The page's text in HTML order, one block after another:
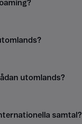
utomlands?
samtal?